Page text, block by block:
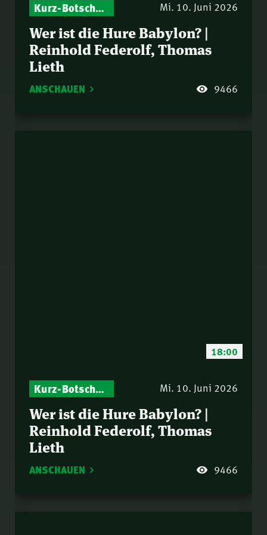
Kurz-Botschaften – Biblische Impulse mit Zukunft im Blick Mi. 10. Juni 2026
Wer ist die Hure Babylon? |
Reinhold Federolf, Thomas
Lieth
ANSCHAUEN 9466
18:00
Kurz-Botschaften – Biblische Impulse mit Zukunft im Blick Mi. 10. Juni 2026
Wer ist die Hure Babylon? |
Reinhold Federolf, Thomas
Lieth
ANSCHAUEN 9466